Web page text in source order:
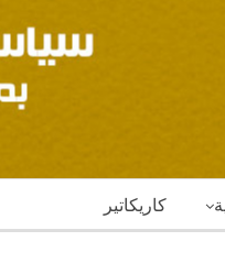
كاريكاتير